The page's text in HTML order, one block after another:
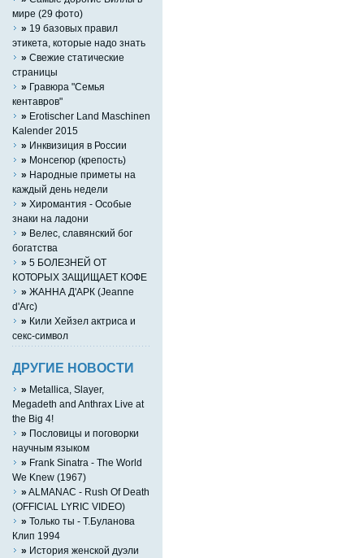
мире (29 фото)
» 19 базовых правил
этикета, которые надо знать
» Свежие статические
страницы
» Гравюра "Семья
кентавров"
» Erotischer Land Maschinen
Kalender 2015
» Инквизиция в России
» Монсегюр (крепость)
» Народные приметы на
каждый день недели
» Хиромантия - Особые
знаки на ладони
» Велес, славянский бог
богатства
» 5 БОЛЕЗНЕЙ ОТ
КОТОРЫХ ЗАЩИЩАЕТ КОФЕ
» ЖАННА Д'АРК (Jeanne
d'Arc)
» Кили Хейзел актриса и
секс-символ
ДРУГИЕ НОВОСТИ
» Metallica, Slayer,
Megadeth and Anthrax Live at
the Big 4!
» Пословицы и поговорки
научным языком
» Frank Sinatra - The World
We Knew (1967)
» ALMANAC - Rush Of Death
(OFFICIAL LYRIC VIDEO)
» Только ты - Т.Буланова
Клип 1994
» История женской дуэли